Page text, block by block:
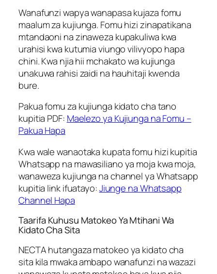
Wanafunzi wapya wanapasa kujaza fomu
maalum za kujiunga. Fomu hizi zinapatikana
mtandaoni na zinaweza kupakuliwa kwa
urahisi kwa kutumia viungo vilivyopo hapa
chini. Kwa njia hii mchakato wa kujiunga
unakuwa rahisi zaidi na hauhitaji kwenda
bure.
Pakua fomu za kujiunga kidato cha tano
kupitia PDF: Maelezo ya Kujiunga na Fomu –
Pakua Hapa
Kwa wale wanaotaka kupata fomu hizi kupitia
Whatsapp na mawasiliano ya moja kwa moja,
wanaweza kujiunga na channel ya Whatsapp
kupitia link ifuatayo:Jiunge na Whatsapp
Channel Hapa
Taarifa Kuhusu Matokeo Ya Mtihani Wa
Kidato Cha Sita
NECTA hutangaza matokeo ya kidato cha
sita kila mwaka ambapo wanafunzi na wazazi